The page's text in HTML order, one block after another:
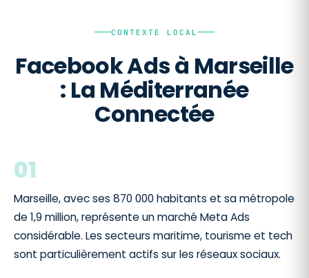
CONTEXTE LOCAL
Facebook Ads à Marseille
: La Méditerranée
Connectée
01
Marseille, avec ses 870 000 habitants et sa métropole
de 1,9 million, représente un marché Meta Ads
considérable. Les secteurs maritime, tourisme et tech
sont particulièrement actifs sur les réseaux sociaux.